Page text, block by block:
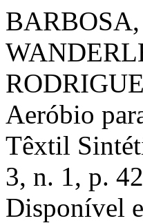
Aeróbio
Têxtil
3, n. 1, p.
Disponível